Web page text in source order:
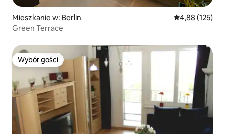
Mieszkanie w: Berlin Średnia
4,88 (125)
Green Terrace
Wybór gości
Wybór gości